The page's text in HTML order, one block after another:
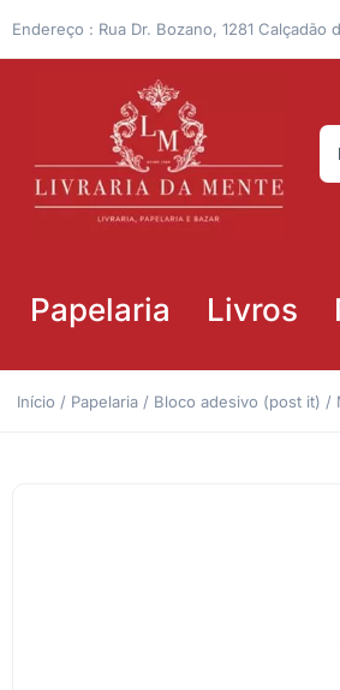
Endereço : Rua Dr. Bozano, 1281 Calçadão
Papelaria Livros
Início / Papelaria / Bloco adesivo (post it) /